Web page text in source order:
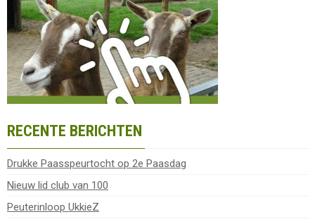
RECENTE BERICHTEN
Drukke Paasspeurtocht op 2e Paasdag
Nieuw lid club van 100
Peuterinloop UkkieZ